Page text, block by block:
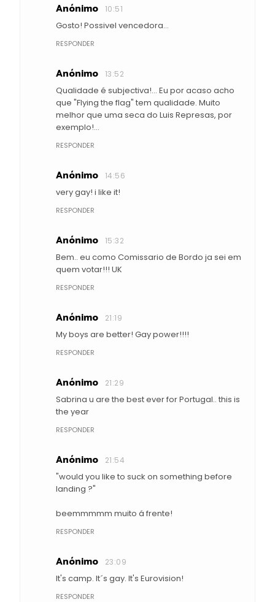
Anónimo 10:51
Gosto! Possivel vencedora...
RESPONDER
Anónimo 13:52
Qualidade é subjectiva!... Eu por acaso acho
que "Flying the flag" tem qualidade. Muito
melhor que uma seca do Luis Represas, por
exemplo!...
RESPONDER
Anónimo 14:56
very gay! i like it!
RESPONDER
Anónimo 15:32
Bem.. eu como Comissario de Bordo ja sei em
quem votar!!! UK
RESPONDER
Anónimo 21:19
My boys are better! Gay power!!!!
RESPONDER
Anónimo 21:29
Sabrina u are the best ever for Portugal.. this is
the year
RESPONDER
Anónimo 21:54
"would you like to suck on something before
landing ?"
beemmmmm muito á frente!
RESPONDER
Anónimo 23:09
It's camp. It´s gay. It's Eurovision!
RESPONDER